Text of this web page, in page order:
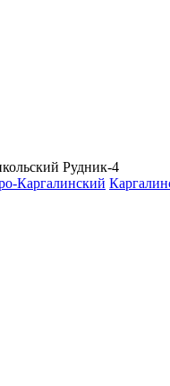
Рудник-4
Каргалинский